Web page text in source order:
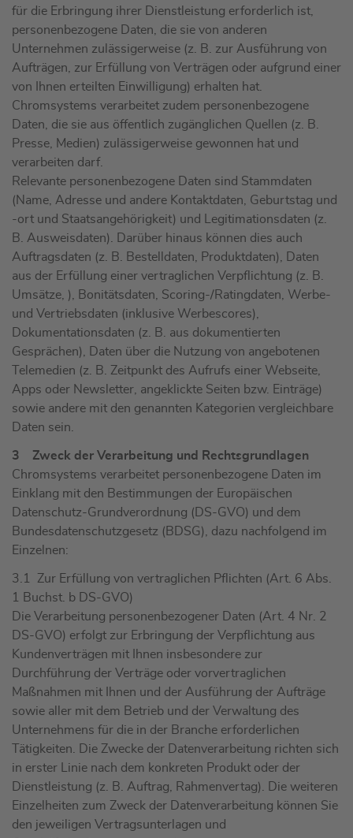
für die Erbringung ihrer Dienstleistung erforderlich ist,
personenbezogene Daten, die sie von anderen
Unternehmen zulässigerweise (z. B. zur Ausführung von
Aufträgen, zur Erfüllung von Verträgen oder aufgrund einer
von Ihnen erteilten Einwilligung) erhalten hat.
Chromsystems verarbeitet zudem personenbezogene
Daten, die sie aus öffentlich zugänglichen Quellen (z. B.
Presse, Medien) zulässigerweise gewonnen hat und
verarbeiten darf.
Relevante personenbezogene Daten sind Stammdaten
(Name, Adresse und andere Kontaktdaten, Geburtstag und
-ort und Staatsangehörigkeit) und Legitimationsdaten (z.
B. Ausweisdaten). Darüber hinaus können dies auch
Auftragsdaten (z. B. Bestelldaten, Produktdaten), Daten
aus der Erfüllung einer vertraglichen Verpflichtung (z. B.
Umsätze, ), Bonitätsdaten, Scoring-/Ratingdaten, Werbe-
und Vertriebsdaten (inklusive Werbescores),
Dokumentationsdaten (z. B. aus dokumentierten
Gesprächen), Daten über die Nutzung von angebotenen
Telemedien (z. B. Zeitpunkt des Aufrufs einer Webseite,
Apps oder Newsletter, angeklickte Seiten bzw. Einträge)
sowie andere mit den genannten Kategorien vergleichbare
Daten sein.
3 Zweck der Verarbeitung und Rechtsgrundlagen
Chromsystems verarbeitet personenbezogene Daten im
Einklang mit den Bestimmungen der Europäischen
Datenschutz-Grundverordnung (DS-GVO) und dem
Bundesdatenschutzgesetz (BDSG), dazu nachfolgend im
Einzelnen:
3.1 Zur Erfüllung von vertraglichen Pflichten (Art. 6 Abs.
1 Buchst. b DS-GVO)
Die Verarbeitung personenbezogener Daten (Art. 4 Nr. 2
DS-GVO) erfolgt zur Erbringung der Verpflichtung aus
Kundenverträgen mit Ihnen insbesondere zur
Durchführung der Verträge oder vorvertraglichen
Maßnahmen mit Ihnen und der Ausführung der Aufträge
sowie aller mit dem Betrieb und der Verwaltung des
Unternehmens für die in der Branche erforderlichen
Tätigkeiten. Die Zwecke der Datenverarbeitung richten sich
in erster Linie nach dem konkreten Produkt oder der
Dienstleistung (z. B. Auftrag, Rahmenvertag). Die weiteren
Einzelheiten zum Zweck der Datenverarbeitung können Sie
den jeweiligen Vertragsunterlagen und